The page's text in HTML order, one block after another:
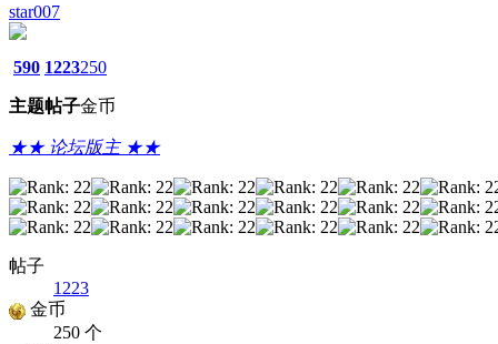
star007
590
主题
1223
帖子
250
金币
★★ 论坛版主 ★★
帖子
1223
金币
250 个